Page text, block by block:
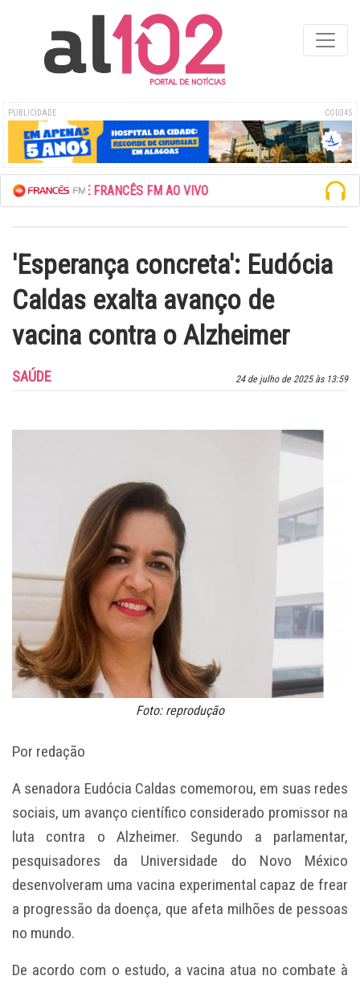
PUBLICIDADE COD345
A REDE FRANCÊS FM AO VIVO
'Esperança concreta': Eudócia
Caldas exalta avanço de
vacina contra o Alzheimer
24 de julho de 2025 às 13:59
SAÚDE
Foto: reprodução
Por redação
A senadora Eudócia Caldas comemorou, em suas redes
sociais, um avanço científico considerado promissor na
luta contra o Alzheimer. Segundo a parlamentar,
pesquisadores da Universidade do Novo México
desenvolveram uma vacina experimental capaz de frear
a progressão da doença, que afeta milhões de pessoas
no mundo.
De acordo com o estudo, a vacina atua no combate à